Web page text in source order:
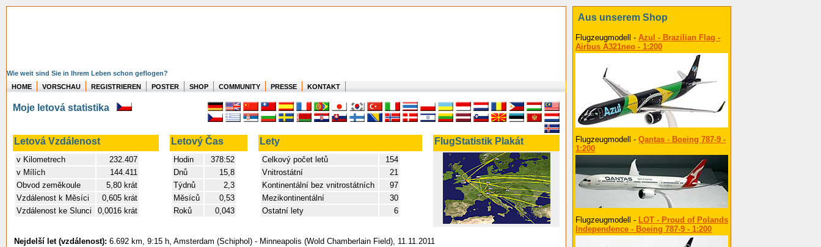
Wie weit sind Sie in Ihrem Leben schon geflogen?
HOME
VORSCHAU REGISTRIEREN POSTER SHOP COMMUNITY PRESSE KONTAKT
Moje letová statistika
Letová Vzdálenost Letový Čas Lety FlugStatistik Plakát
v Kilometrech
232.407
v Mílích
144.411
Obvod zeměkoule
5,80 krát
Vzdálenost k Měsíci
0,605 krát
Vzdálenost ke Slunci
0,0016 krát
Hodin
378:52
Dnů
15,8
Týdnů
2,3
Měsíců
0,53
Roků
0,043
Celkový počet letů
154
Vnitrostátní
21
Kontinentální bez vnitrostátních
97
Mezikontinentální
30
Ostatní lety
6
Nejdelší let (vzdálenost): 6.692 km, 9:15 h, Amsterdam (Schiphol) - Minneapolis (Wold Chamberlain Field), 11.11.2011
Aus unserem Shop
Flugzeugmodell - Azul - Brazilian Flag -
Airbus A321neo - 1:200
Flugzeugmodell - Qantas - Boeing 787-9 -
1:200
Flugzeugmodell - LOT - Proud of Polands
Independence - Boeing 787-9 - 1:200